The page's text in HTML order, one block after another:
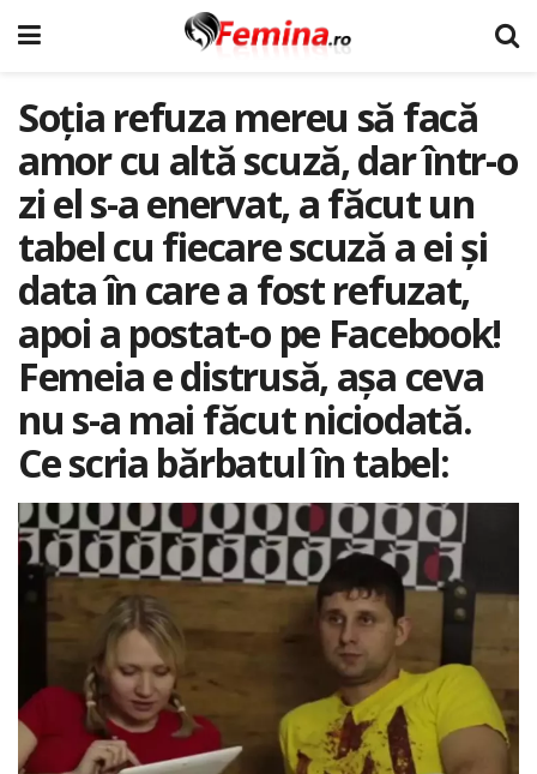
Soția refuza mereu să facă
amor cu altă scuză, dar într-o
zi el s-a enervat, a făcut un
tabel cu fiecare scuză a ei și
data în care a fost refuzat,
apoi a postat-o pe Facebook!
Femeia e distrusă, așa ceva
nu s-a mai făcut niciodată.
Ce scria bărbatul în tabel: